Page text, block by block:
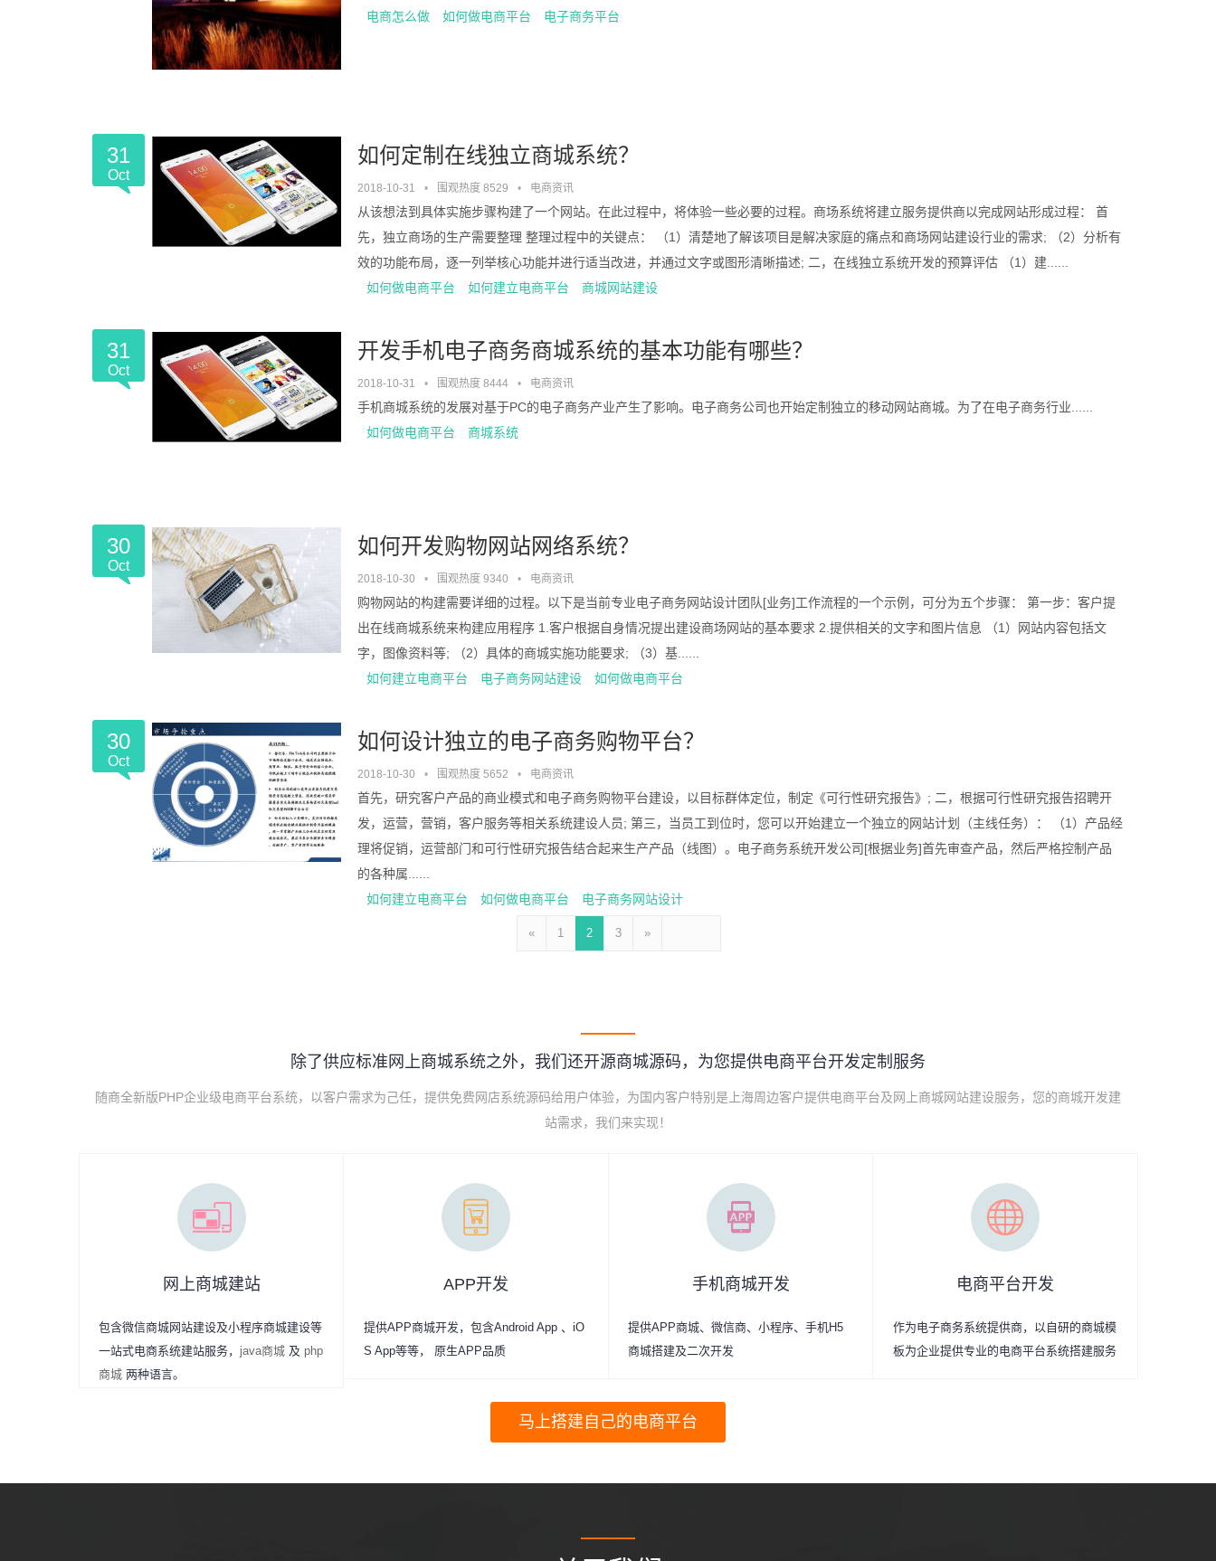
电商怎么做 如何做电商平台 电子商务平台
31
Oct
如何定制在线独立商城系统？
2018-10-31 • 围观热度 8529 • 电商资讯
从该想法到具体实施步骤构建了一个网站。在此过程中，将体验一些必要的过程。商场系统将建立服务提供商以完成网站形成过程： 首
先，独立商场的生产需要整理 整理过程中的关键点： （1）清楚地了解该项目是解决家庭的痛点和商场网站建设行业的需求; （2）分析有
效的功能布局，逐一列举核心功能并进行适当改进，并通过文字或图形清晰描述; 二，在线独立系统开发的预算评估 （1）建......
如何做电商平台
如何建立电商平台 商城网站建设
31
Oct
开发手机电子商务商城系统的基本功能有哪些？
2018-10-31 • 围观热度 8444 • 电商资讯
手机商城系统的发展对基于PC的电子商务产业产生了影响。电子商务公司也开始定制独立的移动网站商城。为了在电子商务行业......
如何做电商平台
商城系统
30
Oct
如何开发购物网站网络系统？
2018-10-30 • 围观热度 9340 • 电商资讯
购物网站的构建需要详细的过程。以下是当前专业电子商务网站设计团队[业务]工作流程的一个示例，可分为五个步骤： 第一步：客户提
出在线商城系统来构建应用程序 1.客户根据自身情况提出建设商场网站的基本要求 2.提供相关的文字和图片信息 （1）网站内容包括文
字，图像资料等; （2）具体的商城实施功能要求; （3）基......
如何建立电商平台
电子商务网站建设 如何做电商平台
30
Oct
如何设计独立的电子商务购物平台？
2018-10-30 • 围观热度 5652 • 电商资讯
首先，研究客户产品的商业模式和电子商务购物平台建设，以目标群体定位，制定《可行性研究报告》; 二，根据可行性研究报告招聘开
发，运营，营销，客户服务等相关系统建设人员; 第三，当员工到位时，您可以开始建立一个独立的网站计划（主线任务）： （1）产品经
理将促销，运营部门和可行性研究报告结合起来生产产品（线图）。电子商务系统开发公司[根据业务]首先审查产品，然后严格控制产品
的各种属......
如何建立电商平台
如何做电商平台 电子商务网站设计
« 1 2 3 »
除了供应标准网上商城系统之外，我们还开源商城源码，为您提供电商平台开发定制服务
随商全新版PHP企业级电商平台系统，以客户需求为己任，提供免费网店系统源码给用户体验，为国内客户特别是上海周边客户提供电商平台及网上商城网站建设服务，您的商城开发建
站需求，我们来实现！
网上商城建站
包含微信商城网站建设及小程序商城建设等
一站式电商系统建站服务， java商城 及 php
商城 两种语言。
APP开发
提供APP商城开发，包含Android App 、iO
S App等等， 原生APP品质
手机商城开发
提供APP商城、微信商、小程序、手机H5
商城搭建及二次开发
电商平台开发
作为电子商务系统提供商，以自研的商城模
板为企业提供专业的电商平台系统搭建服务
马上搭建自己的电商平台